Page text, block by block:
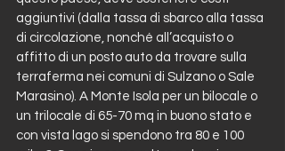
aggiuntivi (dalla tassa di sbarco alla tassa
di circolazione, nonché all’acquisto o
affitto di un posto auto da trovare sulla
terraferma nei comuni di Sulzano o Sale
Marasino). A Monte Isola per un bilocale o
un trilocale di 65-70 mq in buono stato e
con vista lago si spendono tra 80 e 100